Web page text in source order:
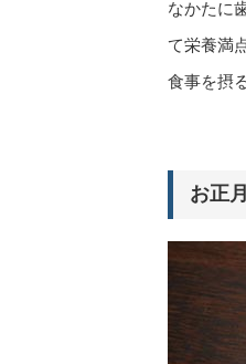
なかたに
て栄養満
食事を摂
お正